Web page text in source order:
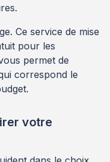
Ce service de mise
pour les
permet de
correspond le
votre